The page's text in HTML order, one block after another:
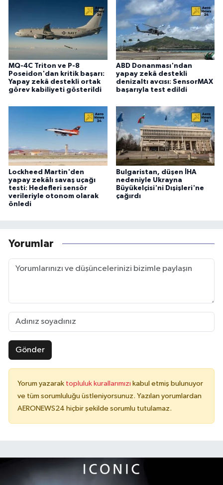
MQ-4C Triton ve P-8
Poseidon'dan kritik başarı:
Yapay zekâ destekli ortak
görev kabiliyeti gösterildi
ABD Donanması'ndan
yapay zekâ destekli
denizaltı avcısı: SensorMAX
başarıyla test edildi
Lockheed Martin'den
yapay zekâlı savaş uçağı
testi: Hedefleri sensör
verileriyle otonom olarak
önledi
Bulgaristan, düşen İHA
nedeniyle Ukrayna
Büyükelçisi'ni Dışişleri'ne
çağırdı
Yorumlar
Gönder
Yorum yazarak topluluk kurallarımızı kabul etmiş bulunuyor
ve tüm sorumluluğu üstleniyorsunuz. Yazılan yorumlardan
AERONEWS24 hiçbir şekilde sorumlu tutulamaz.